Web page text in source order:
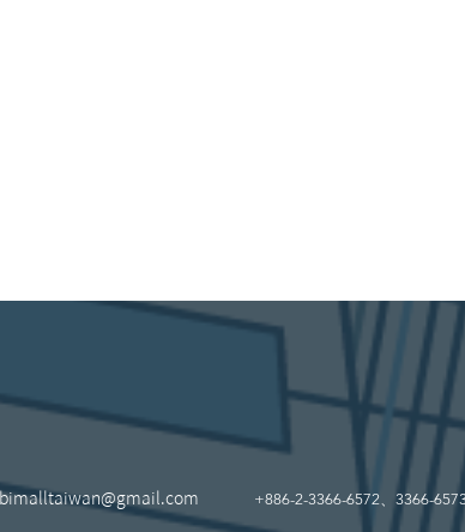
bimalltaiwan@gmail.com +886-2-3366-6572、3366-